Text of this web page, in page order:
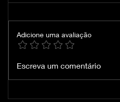
Crimson Desert-
Adicione uma avaliação
Escreva um comentário